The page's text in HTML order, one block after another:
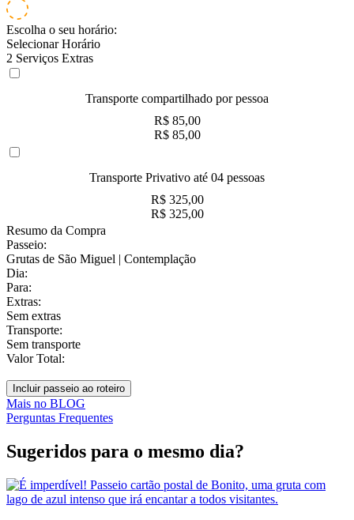
Escolha o seu horário:
Selecionar Horário
2 Serviços Extras
Transporte compartilhado por pessoa
R$ 85,00
R$ 85,00
Transporte Privativo até 04 pessoas
R$ 325,00
R$ 325,00
Resumo da Compra
Passeio:
Grutas de São Miguel | Contemplação
Dia:
Para:
Extras:
Sem extras
Transporte:
Sem transporte
Valor Total:
Incluir passeio ao roteiro
Mais no BLOG
Perguntas Frequentes
Sugeridos para o mesmo dia?